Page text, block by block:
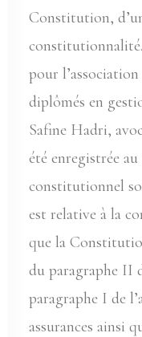
Constitution,
pour
diplômés en
Safine Hadri,
été enregistrée
constitutionnel
est relative à la
que la
du paragraphe II
paragraphe I de
assurances ainsi